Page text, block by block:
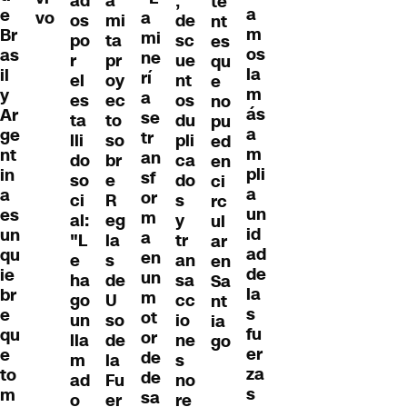
e
Br
as
il
y
Ar
ge
nt
in
a
es
un
qu
ie
br
e
qu
e
to
m
vo
os
po
r
el
es
ta
lli
do
so
ci
al:
"L
e
ha
go
un
lla
m
ad
o
mi
ta
pr
oy
ec
to
so
br
e
R
eg
la
s
de
U
so
de
la
Fu
er
a
mi
ne
rí
a
se
tr
an
sf
or
m
a
en
un
m
ot
or
de
de
sa
de
sc
ue
nt
os
du
pli
ca
do
s
y
tr
an
sa
cc
io
ne
s
no
re
nt
es
qu
e
no
pu
ed
en
ci
rc
ul
ar
en
Sa
nt
ia
go
a
m
os
la
m
ás
a
m
pli
a
un
id
ad
de
la
s
fu
er
za
s